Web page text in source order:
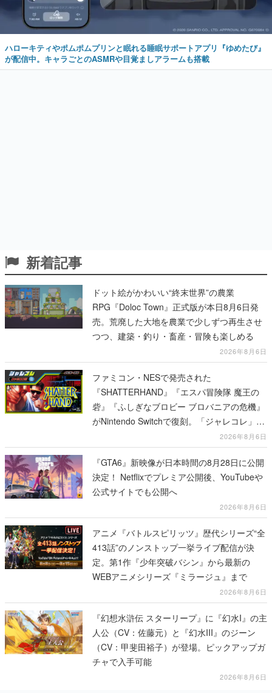
ハローキティやポムポムプリンと眠れる睡眠サポートアプリ『ゆめたび』
が配信中。キャラごとのASMRや目覚ましアラームも搭載
新着記事
ドット絵がかわいい“終末世界”の農業
RPG『Doloc Town』正式版が本日8月6日発
売。荒廃した大地を農業で少しずつ再生させ
つつ、建築・釣り・畜産・冒険も楽しめる
2026年8月6日
ファミコン・NESで発売された
『SHATTERHAND』『エスパ冒険隊 魔王の
砦』『ふしぎなブロビー ブロバニアの危機』
がNintendo Switchで復刻。「ジャレコレ」シ
2026年8月6日
『GTA6』新映像が日本時間の8月28日に公開
決定！ Netflixでプレミア公開後、YouTubeや
公式サイトでも公開へ
2026年8月6日
アニメ『バトルスピリッツ』歴代シリーズ“全
413話”のノンストップ一挙ライブ配信が決
定。第1作『少年突破バシン』から最新の
WEBアニメシリーズ『ミラージュ』まで
2026年8月6日
『幻想水滸伝 スターリープ』に『幻水I』の主
人公（CV：佐藤元）と『幻水III』のジーン
（CV：甲斐田裕子）が登場。ピックアップガ
チャで入手可能
2026年8月6日